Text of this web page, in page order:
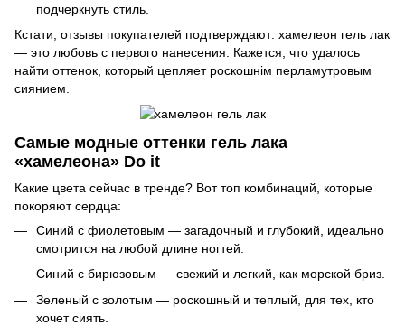
подчеркнуть стиль.
Кстати, отзывы покупателей подтверждают: хамелеон гель лак
— это любовь с первого нанесения. Кажется, что удалось
найти оттенок, который цепляет роскошнім перламутровым
сиянием.
Самые модные оттенки гель лака
«хамелеона» Do it
Какие цвета сейчас в тренде? Вот топ комбинаций, которые
покоряют сердца:
Синий с фиолетовым — загадочный и глубокий, идеально
смотрится на любой длине ногтей.
Синий с бирюзовым — свежий и легкий, как морской бриз.
Зеленый с золотым — роскошный и теплый, для тех, кто
хочет сиять.